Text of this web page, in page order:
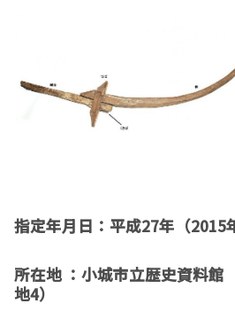
指定年月日：平成27年（2015
所在地 ：小城市立歴史資料館
地4）